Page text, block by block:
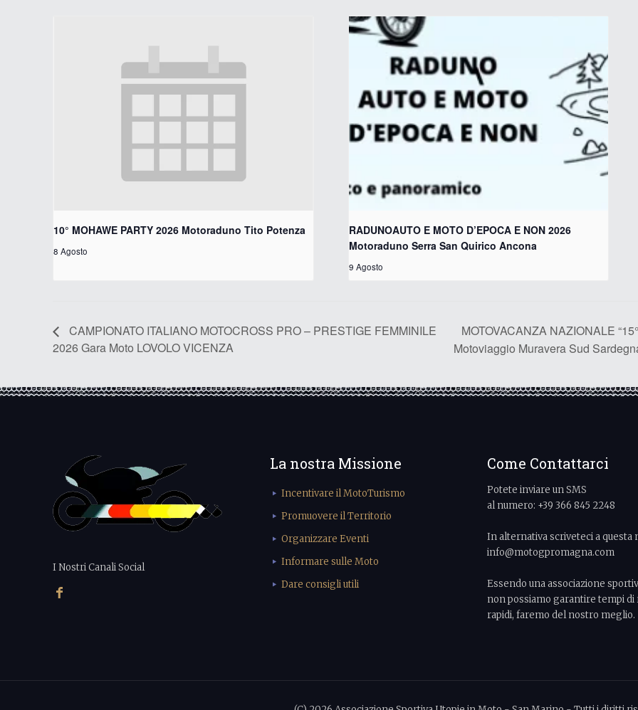
10° MOHAWE PARTY 2026 Motoraduno Tito Potenza
8 Agosto
RADUNOAUTO E MOTO D’EPOCA E NON 2026
Motoraduno Serra San Quirico Ancona
9 Agosto
CAMPIONATO ITALIANO MOTOCROSS PRO – PRESTIGE FEMMINILE
2026 Gara Moto LOVOLO VICENZA
MOTOVACANZA NAZIONALE
Motoviaggio Muravera Sud
I Nostri Canali Social
La nostra Missione
Incentivare il MotoTurismo
Promuovere il Territorio
Organizzare Eventi
Informare sulle Moto
Dare consigli utili
Come Contattarci
Potete inviare un SMS
al numero: +39 366 845 2248
In alternativa scriveteci a questa
info@motogpromagna.com
Essendo una associazione
non possiamo garantire tempi di
rapidi, faremo del nostro meglio.